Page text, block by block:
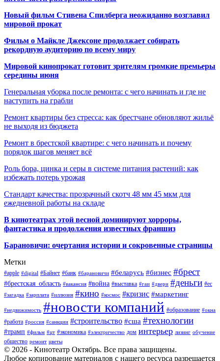
Новый фильм Стивена Спилберга неожиданно возглавил
мировой прокат
Фильм о Майкле Джексоне продолжает собирать
рекордную аудиторию по всему миру
Мировой кинопрокат готовит зрителям громкие премьеры
середины июня
Генеральная уборка после ремонта: с чего начинать и где не
наступить на грабли
Ремонт квартиры без стресса: как брестчане обновляют жильё
не выходя из бюджета
Ремонт в брестской квартире: с чего начинать и почему
порядок шагов меняет всё
Роль бора, цинка и серы в системе питания растений: как
избежать потерь урожая
Стандарт качества: прозрачный скотч 48 мм 45 мкм для
ежедневной работы на складе
В кинотеатрах этой весной доминируют хорроры,
фантастика и продолжения известных франшиз
Барановичи: очертания истории и сокровенные страницы
Метки
#apple #digital #Байнет #банк #барановичи #беларусь #бизнес #брест
#брестская_область #вакансия #война #выставка #гаи #двери #деньги #ес
#загадка #зарплата #иллюзия #кино #космос #кризис #маркетинг
#недвижимость #новости компаний #образование #окна
#работа #россия #санкции #строительство #сша #технологии
#трамп #фильм #цт #экономика #электричество дом интерьер лизинг обучение
общество ремонт цветы
© 2026 - Кинотеатр Октябрь. Все права защищены.
Любое копирование материалов с нашего ресурса разрешается